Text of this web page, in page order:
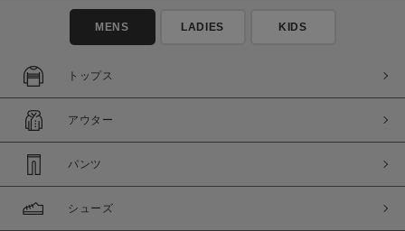
通常商品
セール価格
在庫
在庫あり
MENS LADIES KIDS
トップス
アウター
パンツ
シューズ